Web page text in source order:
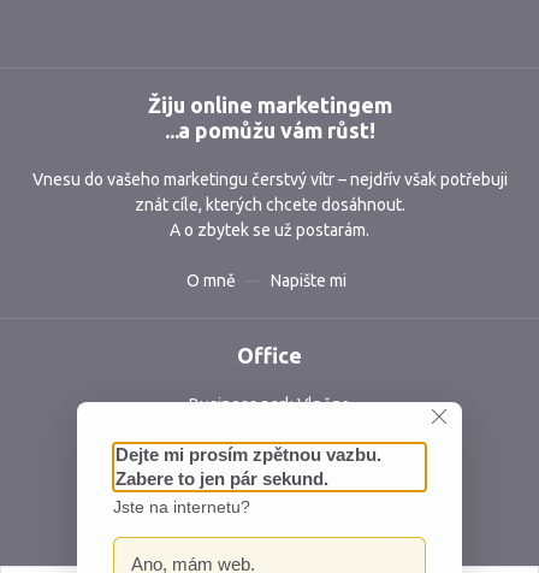
Žiju online marketingem
...a pomůžu vám růst!
Vnesu do vašeho marketingu čerstvý vítr – nejdřív však potřebuji
znát cíle, kterých chcete dosáhnout.
A o zbytek se už postarám.
O mně Napište mi
Office
Business park Vlněna
Česká republika
IČ: 06762409 DIČ: CZ06762409